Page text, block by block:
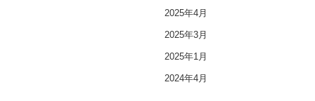
2025年4月
2025年3月
2025年1月
2024年4月